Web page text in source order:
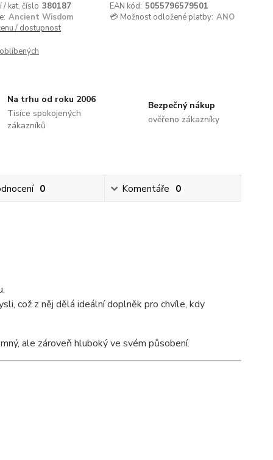
/ kat. číslo 380187 EAN kód: 5055796579501
Ancient Wisdom 💳 Možnost odložené platby: ANO
/ dostupnost
Na trhu od roku 2006
Tisíce spokojených
zákazníků
Bezpečný nákup
ověřeno zákazníky
0 Komentáře 0
což z něj dělá ideální doplněk pro chvíle, kdy
ale zároveň hluboký ve svém působení.